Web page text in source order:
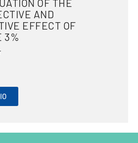
OF THE
AND
EFFECT OF
3%